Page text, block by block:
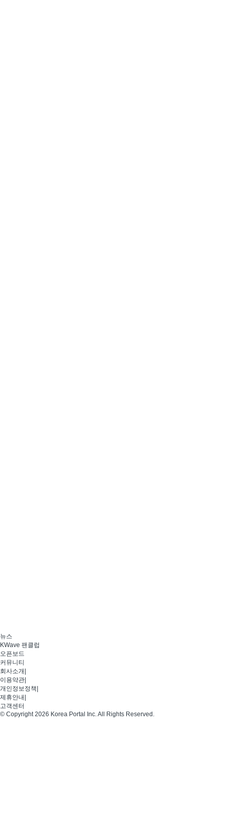
뉴스
KWave 팬클럽
오픈보드
커뮤니티
회사소개
이용약관
개인정보정책
제휴안내
고객센터
© Copyright 2026 Korea Portal Inc. All Rights Reserved.